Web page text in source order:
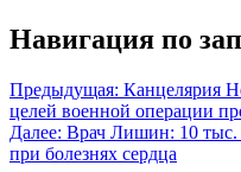
Навигация по
Предыдущая: Канцелярия
целей военной операции
Далее: Врач Лишин: 10 тыс.
при болезнях сердца